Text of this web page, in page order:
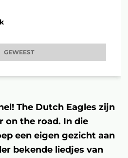
GEWEEST
The Dutch Eagles zijn
on the road. In die
een eigen gezicht aan
bekende liedjes van